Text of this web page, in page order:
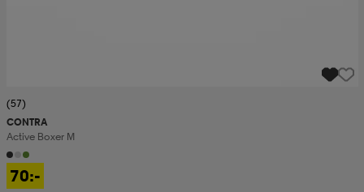
(57)
CONTRA
Active Boxer M
70:-